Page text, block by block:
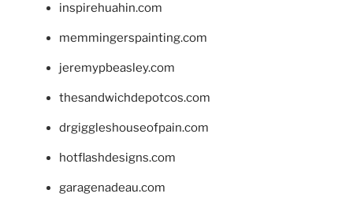
inspirehuahin.com
memmingerspainting.com
jeremypbeasley.com
thesandwichdepotcos.com
drgiggleshouseofpain.com
hotflashdesigns.com
garagenadeau.com